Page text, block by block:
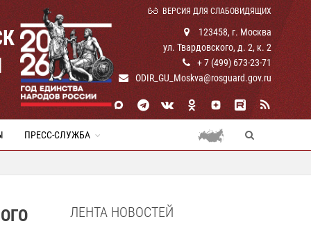
ВЕРСИЯ ДЛЯ СЛАБОВИДЯЩИХ
123458, г. Москва
ул. Твардовского, д. 2, к. 2
+ 7 (499) 673-23-71
ODIR_GU_Moskva@rosguard.gov.ru
ПРЕСС-СЛУЖБА
ЛЕНТА НОВОСТЕЙ